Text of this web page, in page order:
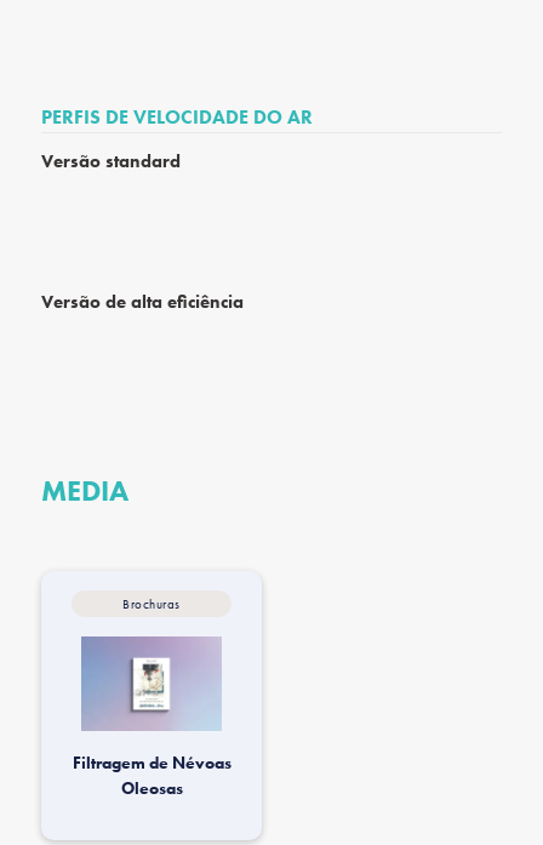
PERFIS DE VELOCIDADE DO AR
Versão standard
Versão de alta eficiência
MEDIA
Brochuras
Filtragem de Névoas
Oleosas